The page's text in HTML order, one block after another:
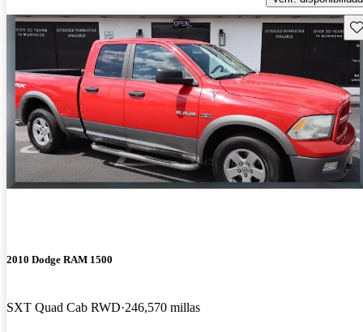
2010 Dodge RAM 1500
SXT Quad Cab RWD 246,570 millas